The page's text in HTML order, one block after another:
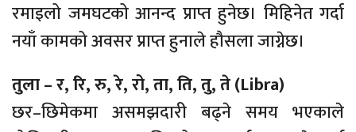
रमाइलो जमघटको आनन्द प्राप्त हुनेछ। मिहिनेत गर्दा
नयाँ कामको अवसर प्राप्त हुनाले हौसला जाग्नेछ।
तुला – र, रि, रु, रे, रो, ता, ति, तु, ते (Libra)
छर–छिमेकमा असमझदारी बढ्ने समय भएकाले